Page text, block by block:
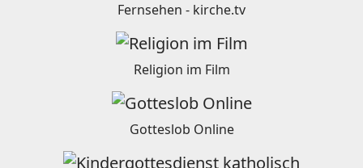
Fernsehen - kirche.tv
Religion im Film
Gotteslob Online